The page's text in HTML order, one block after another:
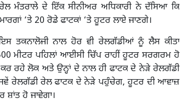
ਮੰਤਰਾਲੇ ਦੇ ਇੱਕ ਸੀਨੀਅਰ ਅਧਿਕਾਰੀ ਨੇ ਦੱਸਿਆ ਕਿ
‘ਤੇ 20 ਰੋਡੇ ਫਾਟਕਾਂ ‘ਤੇ ਹੂਟਰ ਲਾਏ ਜਾਣਗੇ।
ਤਕਨਾਲੋਜੀ ਨਾਲ ਹੋਰ ਵੀ ਰੇਲਗੱਡੀਆਂ ਨੂੰ ਲੈਸ ਕੀਤਾ
ਮੀਟਰ ਪਹਿਲਾਂ ਆਈਸੀ ਚਿੱਪ ਰਾਹੀਂ ਹੂਟਰ ਸਰਗਰਮ ਹੋ
ਰਹੇ ਲੋਕ ਅਤੇ ਉਨ੍ਹਾਂ ਦੇ ਨਾਲ ਹੀ ਫਾਟਕ ਦੇ ਨੇੜੇ ਰੇਲਗੱਡੀ
ਰੇਲਗੱਡੀ ਰੇਲ ਫਾਟਕ ਦੇ ਨੇੜੇ ਪਹੁੰਚੇਗ, ਹੂਟਰ ਦੀ ਆਵਾਜ਼
ਹੋ ਜਾਵੇਗਾ।